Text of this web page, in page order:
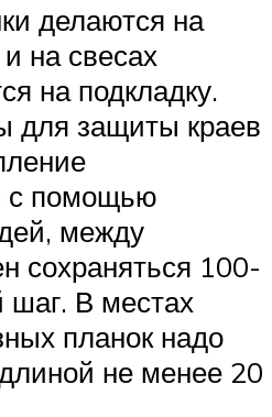
делаются на
на свесах
на подкладку.
для защиты краев
с помощью
между
сохраняться 100-
В местах
планок надо
не менее 20